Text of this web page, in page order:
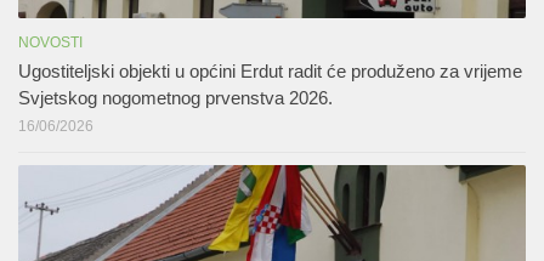
NOVOSTI
Ugostiteljski objekti u općini Erdut radit će produženo za vrijeme
Svjetskog nogometnog prvenstva 2026.
16/06/2026